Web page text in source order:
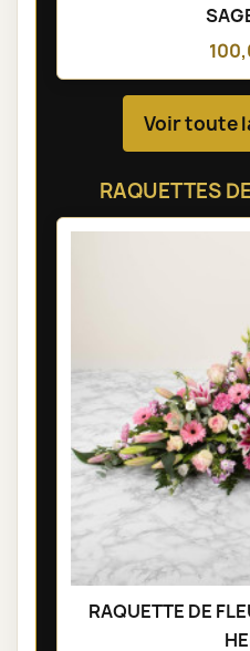
Voir toute
RAQUETTES
RAQUETTE DE